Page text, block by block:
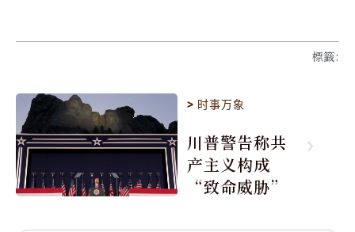
標籤:
> 时事万象
川普警告称共
产主义构成
“致命威胁”